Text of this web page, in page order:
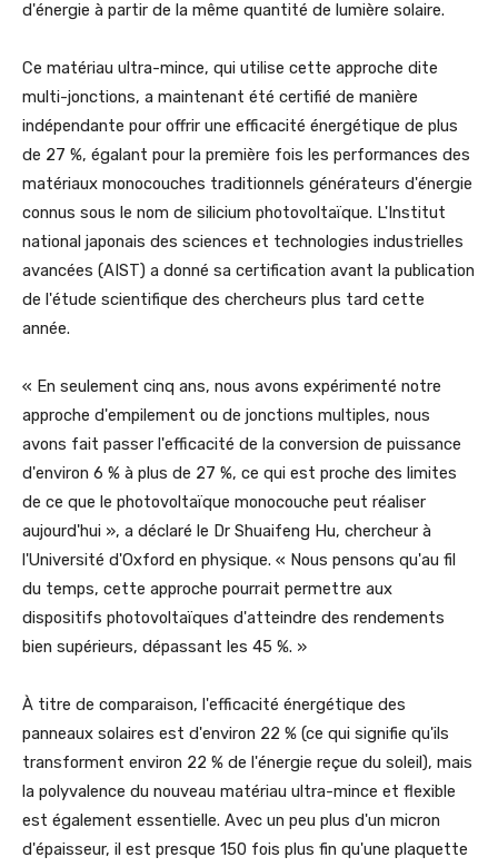
d'énergie à partir de la même quantité de lumière solaire.
Ce matériau ultra-mince, qui utilise cette approche dite
multi-jonctions, a maintenant été certifié de manière
indépendante pour offrir une efficacité énergétique de plus
de 27 %, égalant pour la première fois les performances des
matériaux monocouches traditionnels générateurs d'énergie
connus sous le nom de silicium photovoltaïque. L'Institut
national japonais des sciences et technologies industrielles
avancées (AIST) a donné sa certification avant la publication
de l'étude scientifique des chercheurs plus tard cette
année.
« En seulement cinq ans, nous avons expérimenté notre
approche d'empilement ou de jonctions multiples, nous
avons fait passer l'efficacité de la conversion de puissance
d'environ 6 % à plus de 27 %, ce qui est proche des limites
de ce que le photovoltaïque monocouche peut réaliser
aujourd'hui », a déclaré le Dr Shuaifeng Hu, chercheur à
l'Université d'Oxford en physique. « Nous pensons qu'au fil
du temps, cette approche pourrait permettre aux
dispositifs photovoltaïques d'atteindre des rendements
bien supérieurs, dépassant les 45 %. »
À titre de comparaison, l'efficacité énergétique des
panneaux solaires est d'environ 22 % (ce qui signifie qu'ils
transforment environ 22 % de l'énergie reçue du soleil), mais
la polyvalence du nouveau matériau ultra-mince et flexible
est également essentielle. Avec un peu plus d'un micron
d'épaisseur, il est presque 150 fois plus fin qu'une plaquette